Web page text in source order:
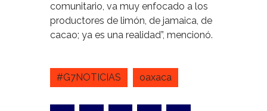
comunitario, va muy enfocado a los
productores de limón, de jamaica, de
cacao; ya es una realidad”, mencionó.
#G7NOTICIAS oaxaca